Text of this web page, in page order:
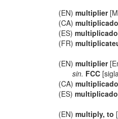
(EN)multiplier
(CA)
(ES)
(FR)
(EN)multiplier
sin. FCC
(CA)
(ES)
(EN)multiply, to